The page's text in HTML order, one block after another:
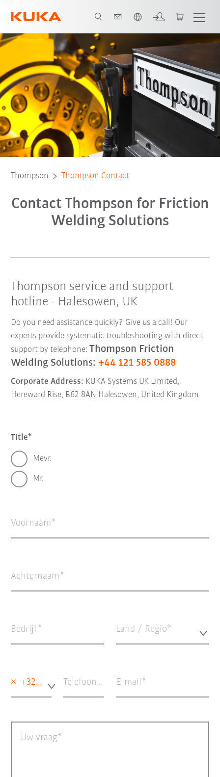
Thompson Thompson Contact
Contact Thompson for Friction
Welding Solutions
Thompson service and support
hotline - Halesowen, UK
Do you need assistance quickly? Give us a call! Our
experts provide systematic troubleshooting with direct
support by telephone: Thompson Friction
Welding Solutions: +44 121 585 0888
Corporate Address: KUKA Systems UK Limited,
Hereward Rise, B62 8AN Halesowen, United Kingdom
Title
Mevr.
Mr.
Voornaam
Achternaam
Bedrijf Land / Regio*
× +32 - België Telefoon (facultatief) E-mail
Uw vraag